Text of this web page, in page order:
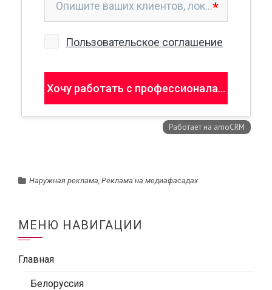
Наружная реклама, Реклама на медиафасадах
МЕНЮ НАВИГАЦИИ
Главная
Белоруссия